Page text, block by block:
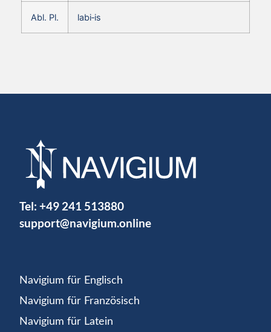
Abl. Pl. labi‑is
Tel: +49 241 513880
support@navigium.online
Navigium für Englisch
Navigium für Französisch
Navigium für Latein